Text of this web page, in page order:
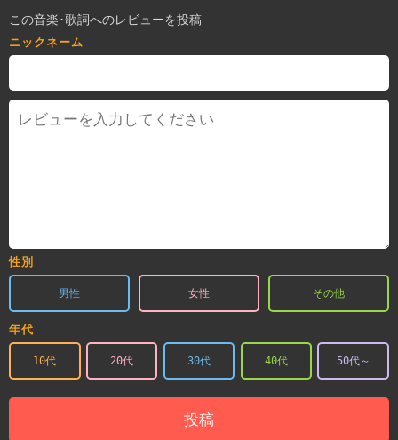
この音楽･歌詞へのレビューを投稿
ニックネーム
性別
男性 女性 その他
年代
10代 20代 30代 40代 50代～
投稿